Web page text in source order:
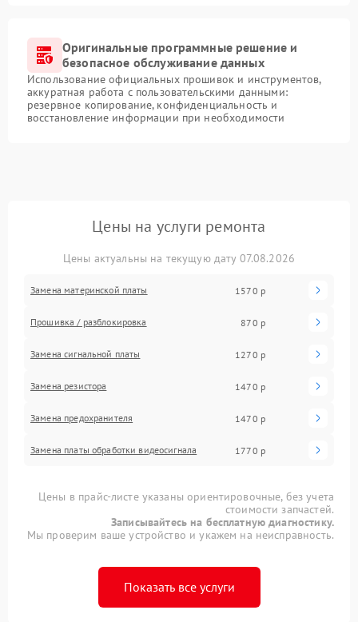
Оригинальные программные решение и
безопасное обслуживание данных
Использование официальных прошивок и инструментов,
аккуратная работа с пользовательскими данными:
резервное копирование, конфиденциальность и
восстановление информации при необходимости
Цены на услуги ремонта
Цены актуальны на текущую дату 07.08.2026
Замена материнской платы 1570 р
Прошивка / разблокировка 870 р
Замена сигнальной платы 1270 р
Замена резистора 1470 р
Замена предохранителя 1470 р
Замена платы обработки видеосигнала 1770 р
Цены в прайс-листе указаны ориентировочные, без учета
стоимости запчастей.
Записывайтесь на бесплатную диагностику.
Мы проверим ваше устройство и укажем на неисправность.
Показать все услуги